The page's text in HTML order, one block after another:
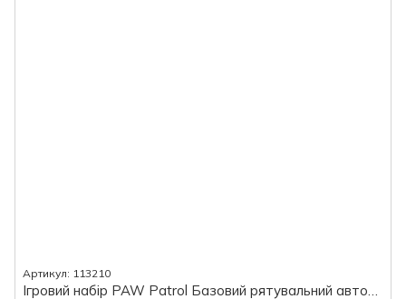
Артикул: 113210